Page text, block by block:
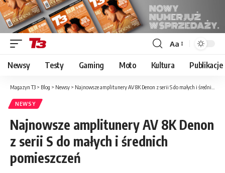
Font
Resizer
Aa
Newsy Testy Gaming Moto Kultura Publikacje
Magazyn T3 > Blog > Newsy > Najnowsze amplitunery AV 8K Denon z serii S do małych i średnich pomieszczeń
NEWSY
Najnowsze amplitunery AV 8K Denon
z serii S do małych i średnich
pomieszczeń